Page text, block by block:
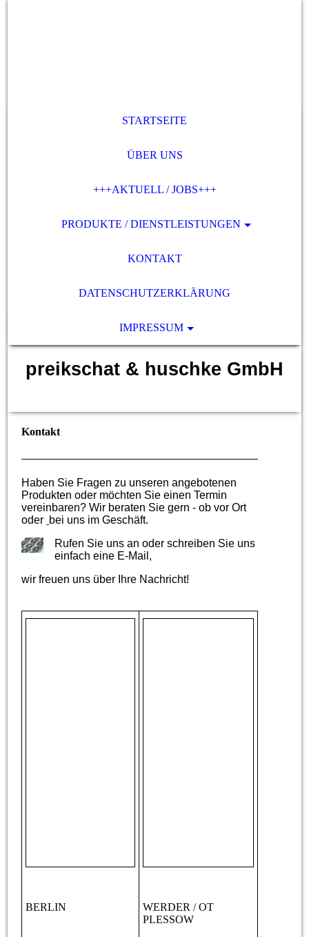
STARTSEITE
ÜBER UNS
+++AKTUELL / JOBS+++
PRODUKTE / DIENSTLEISTUNGEN
KONTAKT
DATENSCHUTZERKLÄRUNG
IMPRESSUM
preikschat & huschke GmbH
Kontakt
Haben Sie Fragen zu unseren angebotenen
Produkten oder möchten Sie einen Termin
vereinbaren? Wir beraten Sie gern - ob vor Ort
oder bei uns im Geschäft.
Rufen Sie uns an oder schreiben Sie uns
einfach eine E-Mail,
wir freuen uns über Ihre Nachricht!
BERLIN
WERDER / OT
PLESSOW